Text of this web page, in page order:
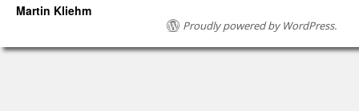
Martin Kliehm
Proudly powered by WordPress.